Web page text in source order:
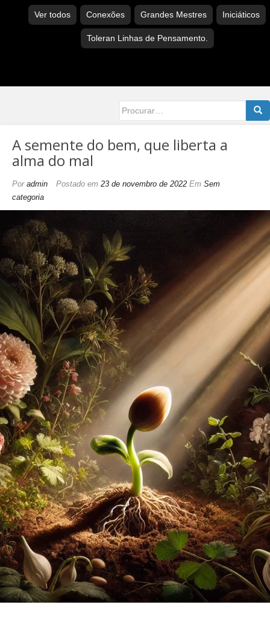
Ver todos Conexões Grandes Mestres Iniciáticos
Toleran Linhas de Pensamento.
for:
A semente do bem, que liberta a
alma do mal
Por admin Postado em 23 de novembro de 2022 Em Sem
categoria